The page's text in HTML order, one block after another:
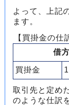
よって、上記
ます。
【買掛金の仕
借方
買掛金
取引先と定め
のような仕訳